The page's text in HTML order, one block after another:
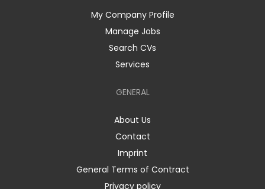
My Company Profile
Manage Jobs
Search CVs
Services
GENERAL
About Us
Contact
Imprint
General Terms of Contract
Privacy policy